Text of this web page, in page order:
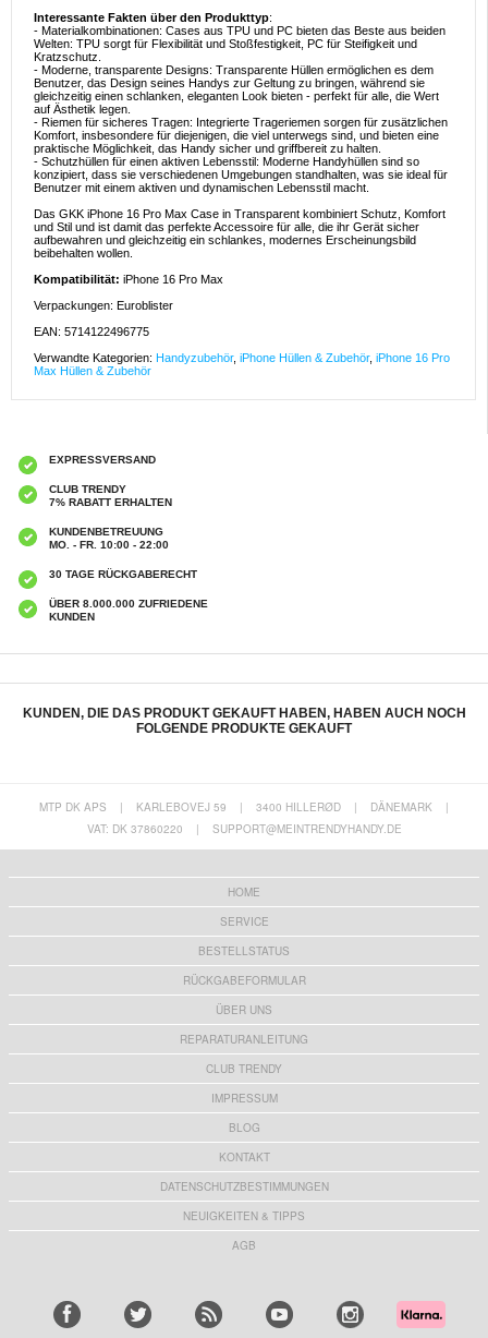
Interessante Fakten über den Produkttyp:
- Materialkombinationen: Cases aus TPU und PC bieten das Beste aus beiden
Welten: TPU sorgt für Flexibilität und Stoßfestigkeit, PC für Steifigkeit und
Kratzschutz.
- Moderne, transparente Designs: Transparente Hüllen ermöglichen es dem
Benutzer, das Design seines Handys zur Geltung zu bringen, während sie
gleichzeitig einen schlanken, eleganten Look bieten - perfekt für alle, die Wert
auf Ästhetik legen.
- Riemen für sicheres Tragen: Integrierte Trageriemen sorgen für zusätzlichen
Komfort, insbesondere für diejenigen, die viel unterwegs sind, und bieten eine
praktische Möglichkeit, das Handy sicher und griffbereit zu halten.
- Schutzhüllen für einen aktiven Lebensstil: Moderne Handyhüllen sind so
konzipiert, dass sie verschiedenen Umgebungen standhalten, was sie ideal für
Benutzer mit einem aktiven und dynamischen Lebensstil macht.
Das GKK iPhone 16 Pro Max Case in Transparent kombiniert Schutz, Komfort
und Stil und ist damit das perfekte Accessoire für alle, die ihr Gerät sicher
aufbewahren und gleichzeitig ein schlankes, modernes Erscheinungsbild
beibehalten wollen.
Kompatibilität: iPhone 16 Pro Max
Verpackungen: Euroblister
EAN: 5714122496775
Verwandte Kategorien: Handyzubehör, iPhone Hüllen & Zubehör, iPhone 16 Pro
Max Hüllen & Zubehör
EXPRESSVERSAND
CLUB TRENDY
7% RABATT ERHALTEN
KUNDENBETREUUNG
MO. - FR. 10:00 - 22:00
30 TAGE RÜCKGABERECHT
ÜBER 8.000.000 ZUFRIEDENE
KUNDEN
KUNDEN, DIE DAS PRODUKT GEKAUFT HABEN, HABEN AUCH NOCH
FOLGENDE PRODUKTE GEKAUFT
Ergonomisches Kopfband für Meta Quest 3S -
360 klappbares VR-Stirnband - Weiß
iPhone 16 Pro GKK Trageriemen-Hülle -
Schwarz / Durchsichtig
29,20 EUR
Temperatur- und Luftfeuchtigkeitsanzeige -
Weiß
18,70 EUR
MTP DK APS | KARLEBOVEJ 59 | 3400 HILLERØD | DÄNEMARK
|
VAT: DK 37860220
| SUPPORT@MEINTRENDYHANDY.DE
HOME
SERVICE
BESTELLSTATUS
RÜCKGABEFORMULAR
ÜBER UNS
REPARATURANLEITUNG
CLUB TRENDY
IMPRESSUM
BLOG
KONTAKT
DATENSCHUTZBESTIMMUNGEN
NEUIGKEITEN & TIPPS
AGB